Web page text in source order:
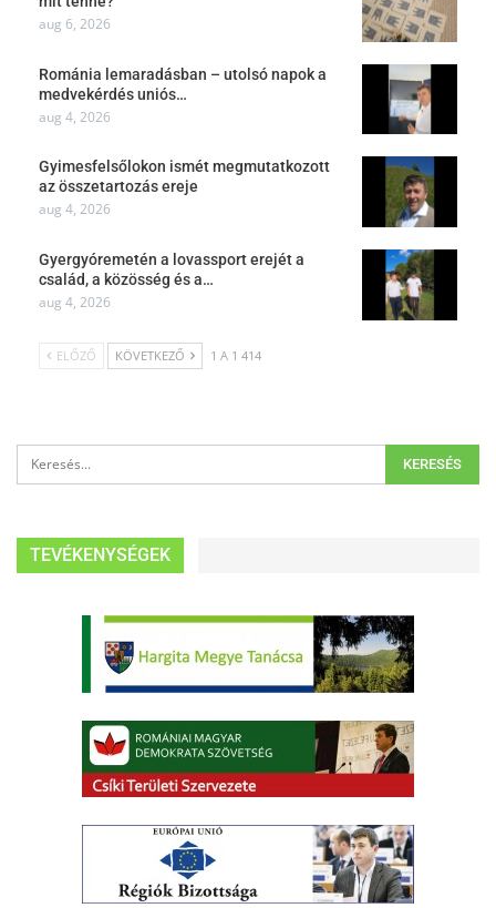
aug 6, 2026
Románia lemaradásban – utolsó napok a
medvekérdés uniós…
aug 4, 2026
Gyimesfelsőlokon ismét megmutatkozott
az összetartozás ereje
aug 4, 2026
Gyergyóremetén a lovassport erejét a
család, a közösség és a…
aug 4, 2026
ELŐZŐ KÖVETKEZŐ 1 A 1 414
TEVÉKENYSÉGEK